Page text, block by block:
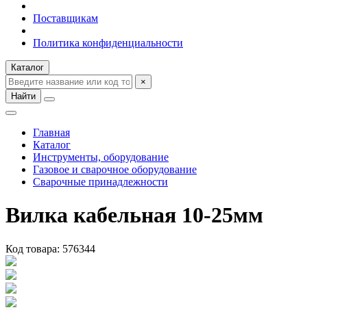
Поставщикам
Политика конфиденциальности
Каталог
×
Найти
Главная
Каталог
Инструменты, оборудование
Газовое и сварочное оборудование
Сварочные принадлежности
Вилка кабельная 10-25мм
Код товара: 576344